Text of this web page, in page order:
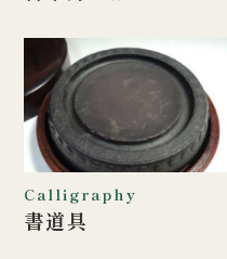
Calligraphy
書道具